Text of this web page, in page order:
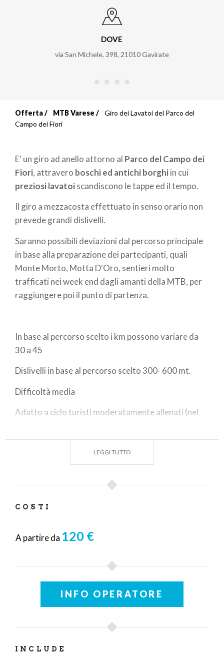
DOVE
via San Michele, 398, 21010Gavirate
Briciole
pane
Offerta MTB Varese
Giro dei Lavatoi del Parco del
Campo dei Fiori
E' un giro ad anello attorno al Parco del Campo dei
Fiori, attravero boschi ed antichi borghiin cui
preziosi lavatoiscandiscono le tappe ed il tempo.
Il giro a mezzacosta effettuato in senso orario non
prevede grandi dislivelli.
Saranno possibili deviazioni dal percorso principale
in base alla preparazione dei partecipanti, quali
Monte Morto, Motta D'Oro, sentieri molto
trafficati nei week end dagli amanti della MTB, per
raggiungere poi il punto di partenza.
In base al percorso scelto i km possono variare da
30 a 45
Dislivelli in base al percorso scelto 300- 600 mt.
Difficoltà media
Adatto a ciclo turisti moderatamente allenati (nel
LEGGI TUTTO
COSTI
A partire da 120 €
INFO OPERATORE
INCLUDE